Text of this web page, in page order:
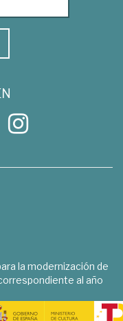
la modernización de
al año